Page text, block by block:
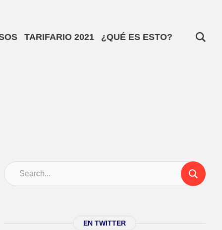
TARIFARIO 2021 ¿QUÉ ES ESTO?
EN TWITTER